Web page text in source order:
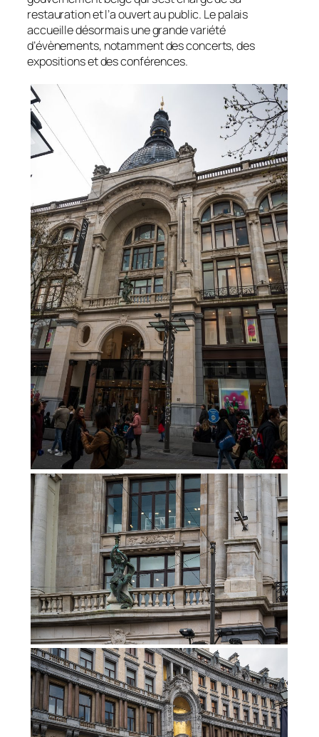
restauration et l’a ouvert au public. Le palais
accueille désormais une grande variété
d’évènements, notamment des concerts, des
expositions et des conférences.